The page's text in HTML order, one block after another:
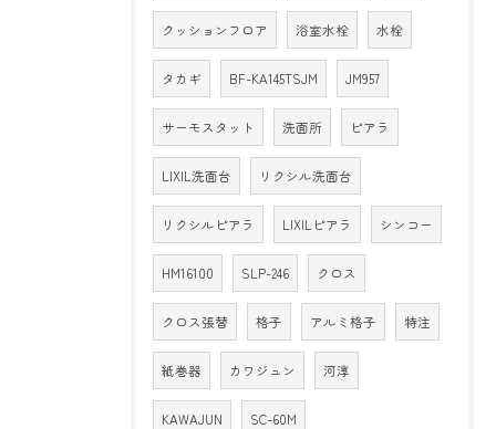
クッションフロア 浴室水栓 水栓
タカギ BF-KA145TSJM JM957
サーモスタット 洗面所 ピアラ
LIXIL洗面台 リクシル洗面台
リクシルピアラ LIXILピアラ シンコー
HM16100 SLP-246 クロス
クロス張替 格子 アルミ格子 特注
紙巻器 カワジュン 河淳
KAWAJUN SC-60M